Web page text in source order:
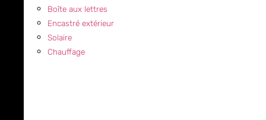
Boîte aux lettres
Encastré extérieur
Solaire
Chauffage